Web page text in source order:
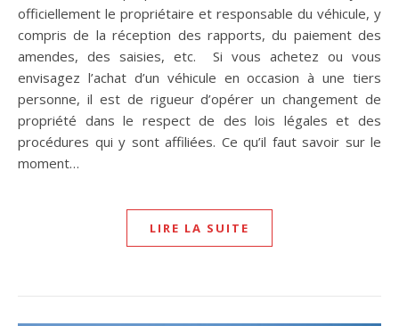
officiellement le propriétaire et responsable du véhicule, y
compris de la réception des rapports, du paiement des
amendes, des saisies, etc. Si vous achetez ou vous
envisagez l’achat d’un véhicule en occasion à une tiers
personne, il est de rigueur d’opérer un changement de
propriété dans le respect de des lois légales et des
procédures qui y sont affiliées. Ce qu’il faut savoir sur le
moment…
LIRE LA SUITE